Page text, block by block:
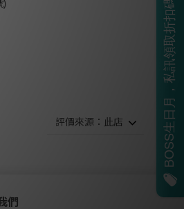
)
們
BOSS生日月，私訊領取折扣碼